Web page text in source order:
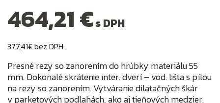
464,21 €s DPH
377,41€ bez DPH.
Presné rezy so zanorením do hrúbky materiálu 55
mm. Dokonalé skrátenie inter. dverí – vod. lišta s pílou
na rezy so zanorením. Vytváranie dilatačných škár
v parketových podlahách, ako aj tieňových medzier.